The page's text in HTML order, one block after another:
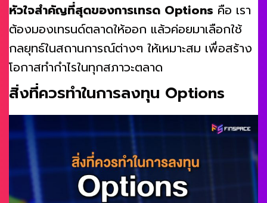
หัวใจสำคัญที่สุดของการเทรด Options คือ เรา
ต้องมองเทรนด์ตลาดให้ออก แล้วค่อยมาเลือกใช้
กลยุทธ์ในสถานการณ์ต่างๆ ให้เหมาะสม เพื่อสร้าง
โอกาสทำกำไรในทุกสภาวะตลาด
สิ่งที่ควรทำในการลงทุน Options